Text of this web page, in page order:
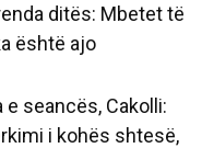
ditës: Mbetet të
është ajo
e seancës, Cakolli:
i kohës shtesë,